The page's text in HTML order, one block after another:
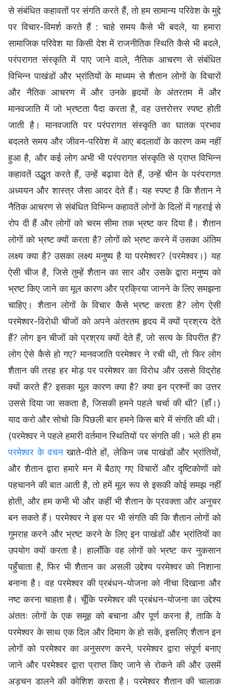
से संबंधित कहावतों पर संगति करते हैं, तो हम सामान्य परिवेश के मुद्दे
पर विचार-विमर्श करते हैं : चाहे समय कैसे भी बदले, या हमारा
सामाजिक परिवेश या किसी देश में राजनीतिक स्थिति कैसे भी बदले,
परंपरागत संस्कृति में पाए जाने वाले, नैतिक आचरण से संबंधित
विभिन्न पाखंडों और भ्रांतियों के माध्यम से शैतान लोगों के विचारों
और नैतिक आचरण में और उनके हृदयों के अंतरतम में और
मानवजाति में जो भ्रष्टता पैदा करता है, वह उत्तरोत्तर स्पष्ट होती
जाती है। मानवजाति पर परंपरागत संस्कृति का घातक प्रभाव
बदलते समय और जीवन-परिवेश में आए बदलावों के कारण कम नहीं
हुआ है, और कई लोग अभी भी परंपरागत संस्कृति से प्राप्त विभिन्न
कहावतें उद्धृत करते हैं, उन्हें बढ़ावा देते हैं, उन्हें चीन के परंपरागत
अध्ययन और शास्त्र जैसा आदर देते हैं। यह स्पष्ट है कि शैतान ने
नैतिक आचरण से संबंधित विभिन्न कहावतें लोगों के दिलों में गहराई से
रोप दी हैं और लोगों को चरम सीमा तक भ्रष्ट कर दिया है। शैतान
लोगों को भ्रष्ट क्यों करता है? लोगों को भ्रष्ट करने में उसका अंतिम
लक्ष्य क्या है? उसका लक्ष्य मनुष्य है या परमेश्वर? (परमेश्वर।) यह
ऐसी चीज है, जिसे तुम्हें शैतान का सार और उसके द्वारा मनुष्य को
भ्रष्ट किए जाने का मूल कारण और प्रक्रिया जानने के लिए समझना
चाहिए। शैतान लोगों के विचार कैसे भ्रष्ट करता है? लोग ऐसी
परमेश्वर-विरोधी चीजों को अपने अंतरतम हृदय में क्यों प्रश्रय देते
हैं? लोग इन चीजों को प्रश्रय क्यों देते हैं, जो सत्य के विपरीत हैं?
लोग ऐसे कैसे हो गए? मानवजाति परमेश्वर ने रची थी, तो फिर लोग
शैतान की तरह हर मोड़ पर परमेश्वर का विरोध और उससे विद्रोह
क्यों करते हैं? इसका मूल कारण क्या है? क्या इन प्रश्नों का उत्तर
उससे दिया जा सकता है, जिसकी हमने पहले चर्चा की थी? (हाँ।)
याद करो और सोचो कि पिछली बार हमने किस बारे में संगति की थी।
(परमेश्वर ने पहले हमारी वर्तमान स्थितियों पर संगति की। भले ही हम
परमेश्वर के वचनखाते-पीते हों, लेकिन जब पाखंडों और भ्रांतियों,
और शैतान द्वारा हमारे मन में बैठाए गए विचारों और दृष्टिकोणों को
पहचानने की बात आती है, तो हमें मूल रूप से इसकी कोई समझ नहीं
होती, और हम कभी भी और कहीं भी शैतान के प्रवक्ता और अनुचर
बन सकते हैं। परमेश्वर ने इस पर भी संगति की कि शैतान लोगों को
गुमराह करने और भ्रष्ट करने के लिए इन पाखंडों और भ्रांतियों का
उपयोग क्यों करता है। हालाँकि वह लोगों को भ्रष्ट कर नुकसान
पहुँचाता है, फिर भी शैतान का असली उद्देश्य परमेश्वर को निशाना
बनाना है। वह परमेश्वर की प्रबंधन-योजना को नीचा दिखाना और
नष्ट करना चाहता है। चूँकि परमेश्वर की प्रबंधन-योजना का उद्देश्य
अंततः लोगों के एक समूह को बचाना और पूर्ण करना है, ताकि वे
परमेश्वर के साथ एक दिल और दिमाग के हो सकें, इसलिए शैतान इन
लोगों को परमेश्वर का अनुसरण करने, परमेश्वर द्वारा संपूर्ण बनाए
जाने और परमेश्वर द्वारा प्राप्त किए जाने से रोकने की और उसमें
अड़चन डालने की कोशिश करता है। परमेश्वर शैतान की चालाक